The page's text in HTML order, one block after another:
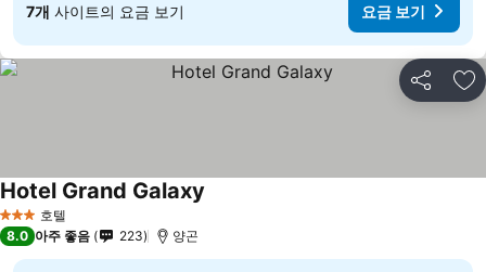
7개 사이트의 요금 보기 요금 보기
공유 즐
3 성급 호텔
Hotel Grand Galaxy
8.0 아주 좋음 223 양곤